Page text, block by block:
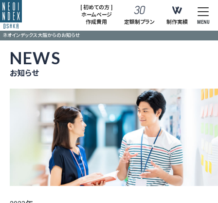
[ 初めての方 ]
ホームページ
作成費用
定額制プラン 制作実績 MENU
ネオインデックス大阪からのお知らせ
NEWS
お知らせ